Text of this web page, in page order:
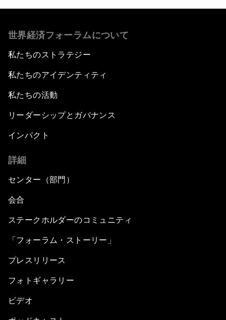
世界経済フォーラムについて
私たちのストラテジー
私たちのアイデンティティ
私たちの活動
リーダーシップとガバナンス
インパクト
詳細
センター（部門）
会合
ステークホルダーのコミュニティ
「フォーラム・ストーリー」
プレスリリース
フォトギャラリー
ビデオ